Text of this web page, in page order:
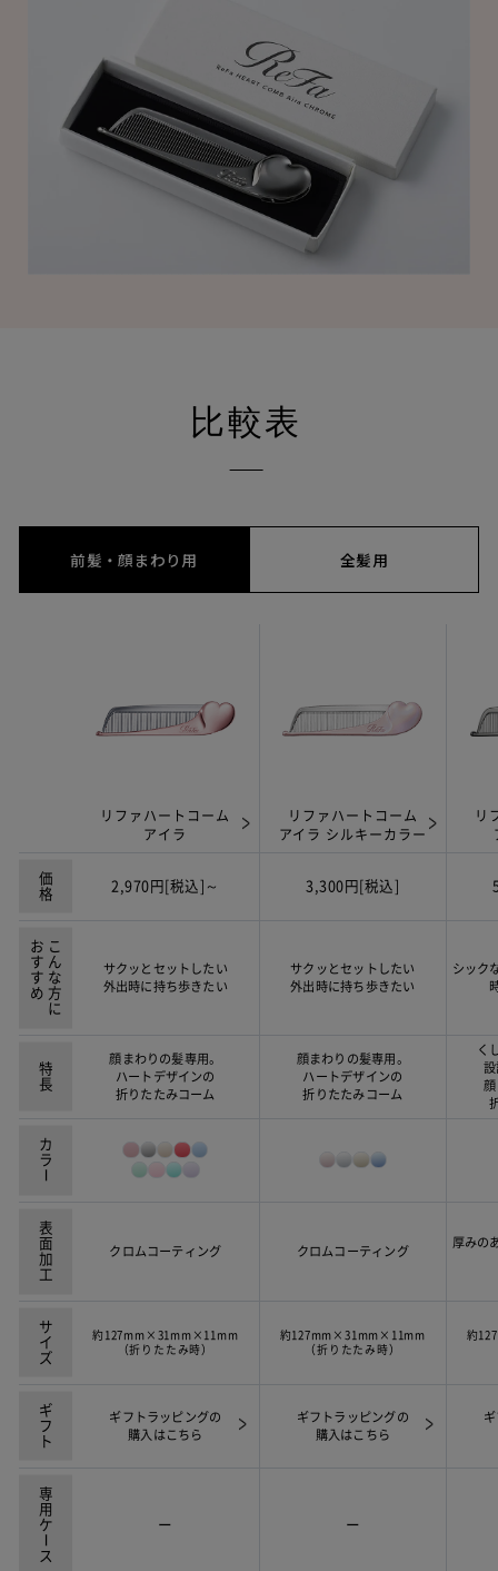
比較表
前髪・顔まわり用 全髪用
リファハートコーム
アイラ
リファハートコーム
アイラ シルキーカラー
リ
価格 2,970円[税込]～ 3,300円[税込]
こんな方に
おすすめ
サクッとセットしたい
外出時に持ち歩きたい
サクッとセットしたい
外出時に持ち歩きたい
シック
特長
顔まわりの髪専用。
ハートデザインの
折りたたみコーム
顔まわりの髪専用。
ハートデザインの
折りたたみコーム
く
設
顔
カラ
ー
表面加工 クロムコーティング クロムコーティング
厚みの
サイズ
約127mm×31mm×11mm
（折りたたみ時）
約127mm×31mm×11mm
（折りたたみ時）
約
ギフト
ギフトラッピングの
購入はこちら
ギフトラッピングの
購入はこちら
専用ケ
ー
ス
ー ー